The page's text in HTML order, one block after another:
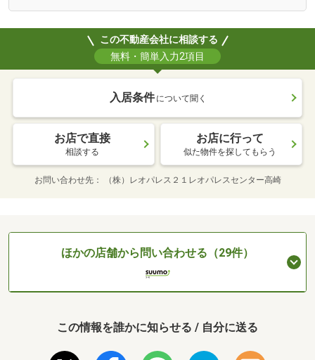
この不動産会社に相談する
無料・簡単入力2項目
入居条件 について聞く
お店で直接
相談する
お店に行って
似た物件を探してもらう
お問い合わせ先 （株）レオパレス２１レオパレスセンター高崎
ほかの店舗から問い合わせる（29件）
この情報を誰かに知らせる / 自分に送る